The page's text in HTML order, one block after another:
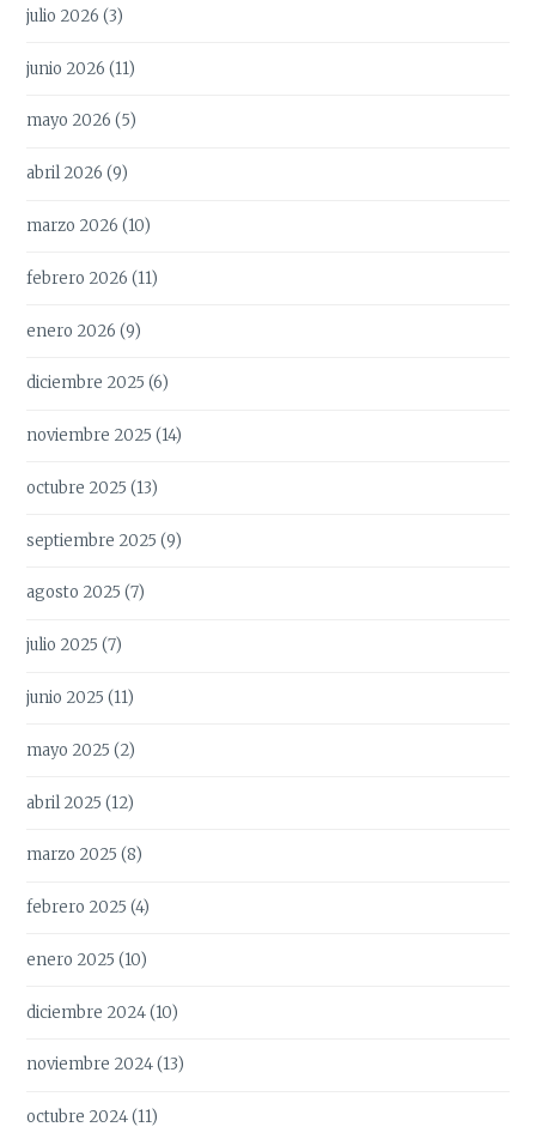
julio 2026 (3)
junio 2026 (11)
mayo 2026 (5)
abril 2026 (9)
marzo 2026 (10)
febrero 2026 (11)
enero 2026 (9)
diciembre 2025 (6)
noviembre 2025 (14)
octubre 2025 (13)
septiembre 2025 (9)
agosto 2025 (7)
julio 2025 (7)
junio 2025 (11)
mayo 2025 (2)
abril 2025 (12)
marzo 2025 (8)
febrero 2025 (4)
enero 2025 (10)
diciembre 2024(10)
noviembre 2024(13)
octubre 2024(11)